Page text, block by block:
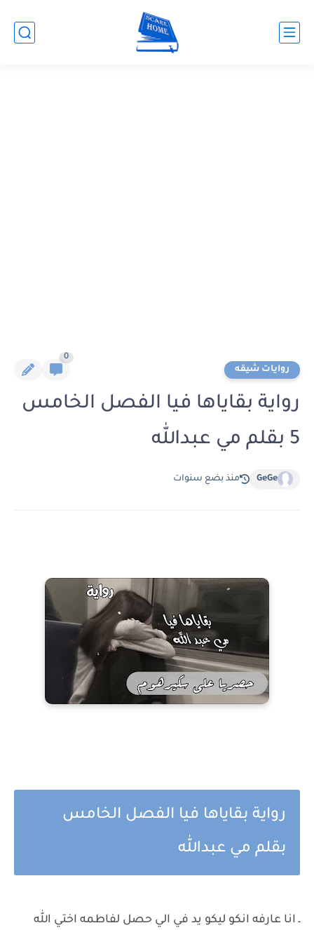
روايات شيقه
0
رواية بقاياها فيا الفصل الخامس
5 بقلم مي عبدالله
GeGe منذ بضع سنوات
رواية بقاياها فيا الفصل الخامس
بقلم مي عبدالله
ـ انا عارفه انكو ليكو يد في الي حصل لفاطمه اختي الله